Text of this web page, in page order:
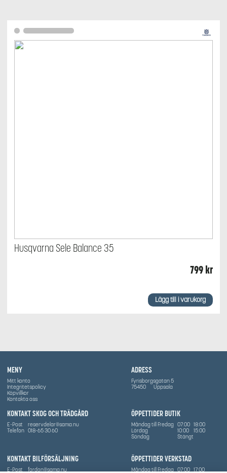
Husqvarna Sele Balance 35
799kr
Lägg till i varukorg
MENY
Mitt konto
Integritetspolicy
Köpvillkor
Kontakta oss
ÖPPETTIDER BUTIK
Måndag till Fredag 07:00 18:00
Lördag
10:00
15:00
Söndag
Stängt
ÖPPETTIDER VERKSTAD
Måndag till Fredag 07:00 17:00
ADRESS
Fyrisborgsgatan 5
75450
Uppsala
KONTAKT SKOG OCH TRÄDGÅRD
E-Post
reservdelar@sama.nu
Telefon 018-65 30 60
KONTAKT BILFÖRSÄLJNING
E-Post
fordon@sama.nu